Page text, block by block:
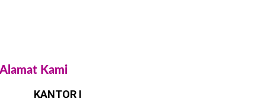
Alamat Kami
KANTOR I